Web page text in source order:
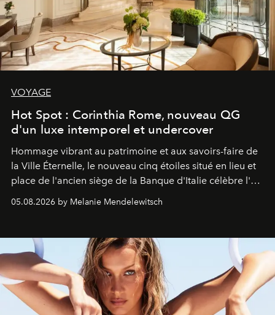
VOYAGE
Hot Spot : Corinthia Rome, nouveau QG
d'un luxe intemporel et undercover
Hommage vibrant au patrimoine et aux savoirs-faire de
la Ville Éternelle, le nouveau cinq étoiles situé en lieu et
place de l'ancien siège de la Banque d'Italie célèbre l'art
de vivre Romain dans toute son élégance intemporelle.
05.08.2026 by Melanie Mendelewitsch